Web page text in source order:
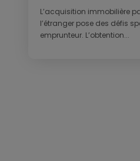
L’acquisition immobilière
l’étranger pose des défis
emprunteur. L’obtention...